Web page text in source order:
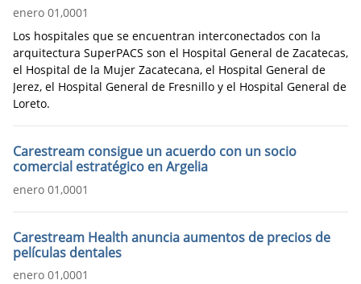
enero 01,0001
Los hospitales que se encuentran interconectados con la
arquitectura SuperPACS son el Hospital General de Zacatecas,
el Hospital de la Mujer Zacatecana, el Hospital General de
Jerez, el Hospital General de Fresnillo y el Hospital General de
Loreto.
Carestream consigue un acuerdo con un socio
comercial estratégico en Argelia
enero 01,0001
Carestream Health anuncia aumentos de precios de
películas dentales
enero 01,0001